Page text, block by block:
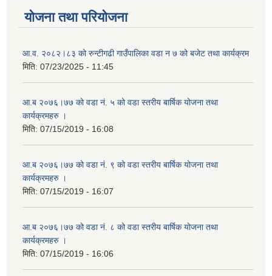
योजना तथा परियोजना
आ.व. २०८२।८३ को रुन्टीगढी गाउँपालिका वडा न ७ को बजेट तथा कार्यक्रम
मिति: 07/23/2025 - 11:45
आ.ब २०७६।७७ को वडा नं. ५ को वडा स्तरीय बार्षिक योजना तथा
कार्यक्रमहरु ।
मिति: 07/15/2019 - 16:08
आ.ब २०७६।७७ को वडा नं. ९ को वडा स्तरीय बार्षिक योजना तथा
कार्यक्रमहरु ।
मिति: 07/15/2019 - 16:07
आ.ब २०७६।७७ को वडा नं. ८ को वडा स्तरीय बार्षिक योजना तथा
कार्यक्रमहरु ।
मिति: 07/15/2019 - 16:06